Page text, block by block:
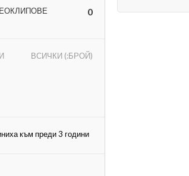
0
ВСИЧКИ (:БРОЙ)
към преди 3 години